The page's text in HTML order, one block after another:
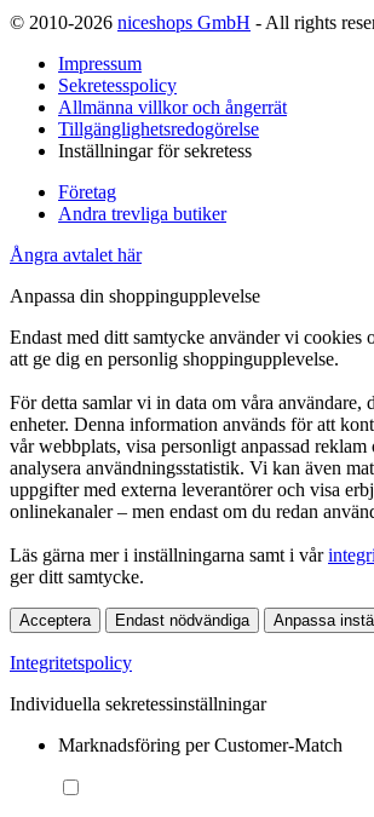
© 2010-2026 niceshops GmbH - All rights
Impressum
Sekretesspolicy
Allmänna villkor och ångerrät
Tillgänglighetsredogörelse
Inställningar för sekretess
Företag
Andra trevliga butiker
Ångra avtalet här
Anpassa din shoppingupplevelse
Endast med ditt samtycke använder vi cookies
att ge dig en personlig shoppingupplevelse.
För detta samlar vi in data om våra användare,
enheter. Denna information används för att
vår webbplats, visa personligt anpassad reklam
analysera användningsstatistik. Vi kan även
uppgifter med externa leverantörer och visa
onlinekanaler – men endast om du redan
Läs gärna mer i inställningarna samt i vår
ger ditt samtycke.
Acceptera Endast nödvändiga Anpassa
Integritetspolicy
Individuella sekretessinställningar
Marknadsföring per Customer-Match